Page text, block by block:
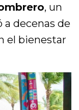
, un
decenas de
el bienestar